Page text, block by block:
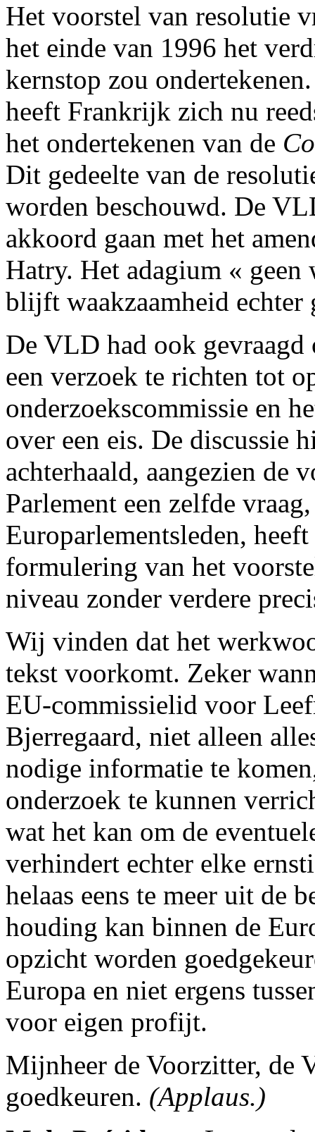
Het voorstel van resolutie
het einde van 1996 het
kernstop zou
heeft Frankrijk zich nu
het ondertekenen van de
Dit gedeelte van de
worden beschouwd. De
akkoord gaan met het
Hatry. Het adagium «
blijft waakzaamheid echter
De VLD had ook gevraagd
een verzoek te richten tot
onderzoekscommissie en
over een eis. De discussie
achterhaald, aangezien de
Parlement een zelfde
Europarlementsleden,
formulering van het
niveau zonder verdere
Wij vinden dat het
tekst voorkomt. Zeker
EU-commissielid voor
Bjerregaard, niet alleen
nodige informatie te
onderzoek te kunnen
wat het kan om de
verhindert echter elke
helaas eens te meer uit de
houding kan binnen de
opzicht worden
Europa en niet ergens
voor eigen profijt.
Mijnheer de Voorzitter, de
goedkeuren. (Applaus.)